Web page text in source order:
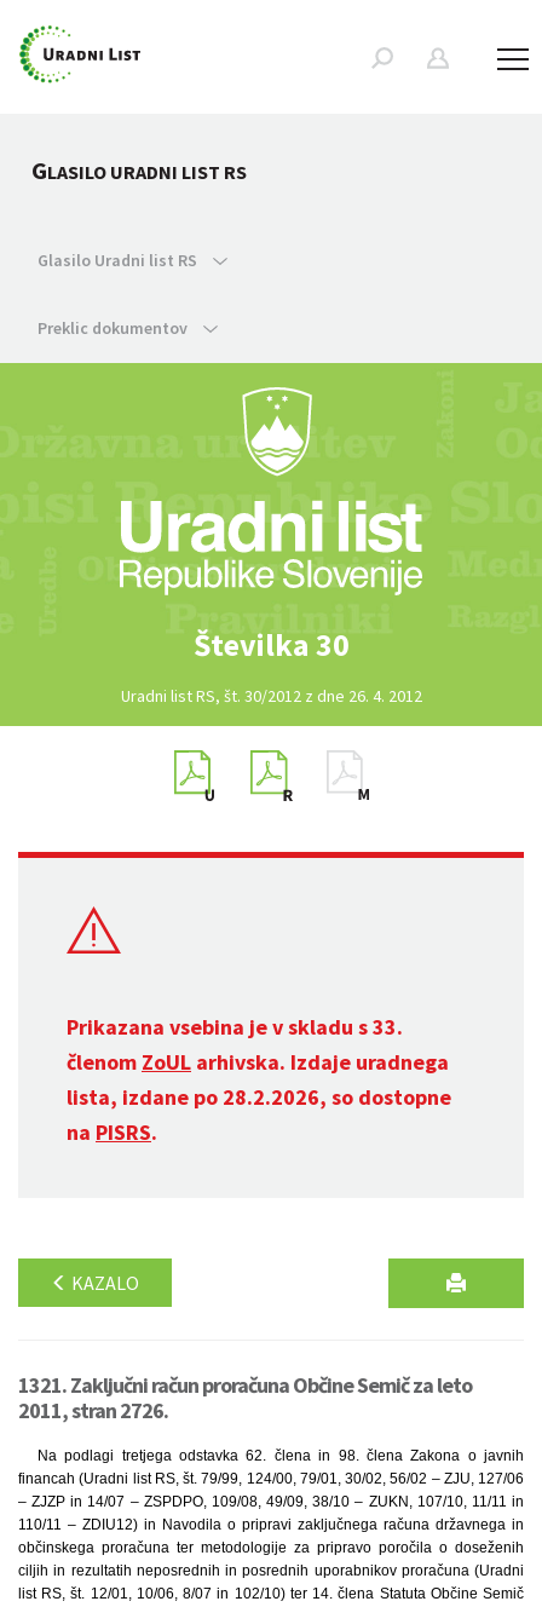
GLASILO URADNI LIST RS
Glasilo Uradni list RS
Preklic dokumentov
Številka 30
Uradni list RS, št. 30/2012 z dne 26. 4. 2012
Prikazana vsebina je v skladu s 33.
členom ZoUL arhivska. Izdaje uradnega
lista, izdane po 28.2.2026, so dostopne
na PISRS.
KAZALO
1321. Zaključni račun proračuna Občine Semič za leto
2011, stran 2726.
Na podlagi tretjega odstavka 62. člena in 98. člena Zakona o javnih
financah (Uradni list RS, št. 79/99, 124/00, 79/01, 30/02, 56/02 – ZJU, 127/06
– ZJZP in 14/07 – ZSPDPO, 109/08, 49/09, 38/10 – ZUKN, 107/10, 11/11 in
110/11 – ZDIU12) in Navodila o pripravi zaključnega računa državnega in
občinskega proračuna ter metodologije za pripravo poročila o doseženih
ciljih in rezultatih neposrednih in posrednih uporabnikov proračuna (Uradni
list RS, št. 12/01, 10/06, 8/07 in 102/10) ter 14. člena Statuta Občine Semič